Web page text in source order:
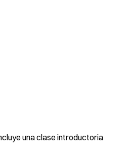
una clase introductoria